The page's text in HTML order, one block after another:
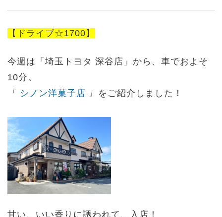
【ドライブ☆1700】
今週は「埼玉トヨタ 深谷店」から、車でおよそ
10分。
『 シノン洋菓子店 』をご紹介しました！
甘い、いい香りに誘われて、入店！